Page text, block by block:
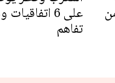
على 6
تفاهم